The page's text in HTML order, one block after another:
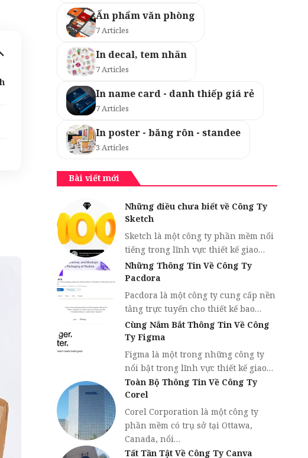
Ấn phẩm văn phòng
7 Articles
In decal, tem nhãn
7 Articles
In name card - danh thiếp giá rẻ
7 Articles
In poster - băng rôn - standee
3 Articles
Bài viết mới
Những điều chưa biết về Công Ty
Sketch
Sketch là một công ty phần mềm nổi
tiếng trong lĩnh vực thiết kế giao…
Những Thông Tin Về Công Ty
Pacdora
Pacdora là một công ty cung cấp nền
tảng trực tuyến cho thiết kế bao…
Cùng Nắm Bắt Thông Tin Về Công
Ty Figma
Figma là một trong những công ty
nổi bật trong lĩnh vực thiết kế giao…
Toàn Bộ Thông Tin Về Công Ty
Corel
Corel Corporation là một công ty
phần mềm có trụ sở tại Ottawa,
Canada, nổi…
Tất Tần Tật Về Công Ty Canva